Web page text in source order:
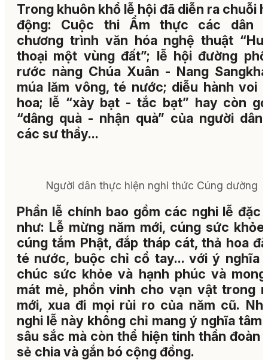
Trong khuôn khổ lễ hội đã diễn ra chuỗi
động: Cuộc thi Ẩm thực các dân
chương trình văn hóa nghệ thuật
thoại một vùng đất”; lễ hội đường
rước nàng Chúa Xuân - Nang
múa lăm vông, té nước; diễu hành voi
hoa; lễ “xày bạt - tắc bạt” hay còn
“dâng quà - nhận quà” của người dân
các sư thầy...
Người dân thực hiện nghi thức Cúng dường
Phần lễ chính bao gồm các nghi lễ đặc
như: Lễ mừng năm mới, cúng sức
cúng tắm Phật, đắp tháp cát, thả hoa
té nước, buộc chỉ cổ tay... với ý nghĩa
chúc sức khỏe và hạnh phúc và
mát mẻ, phồn vinh cho vạn vật trong
mới, xua đi mọi rủi ro của năm cũ.
nghi lễ này không chỉ mang ý nghĩa tâm
sâu sắc mà còn thể hiện tinh thần đoàn
sẻ chia và gắn bó cộng đồng.